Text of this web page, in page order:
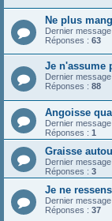
Ne plus
Dernier
Réponses : 63
Je n'assume
Dernier
Réponses : 88
Angoisse
Dernier
Réponses : 1
Graisse
Dernier
Réponses : 3
Je ne
Dernier
Réponses : 37